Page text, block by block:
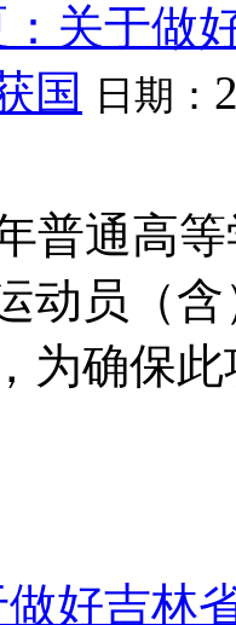
关于做
国
日期：
普通高
动员（
为确保
做好吉林